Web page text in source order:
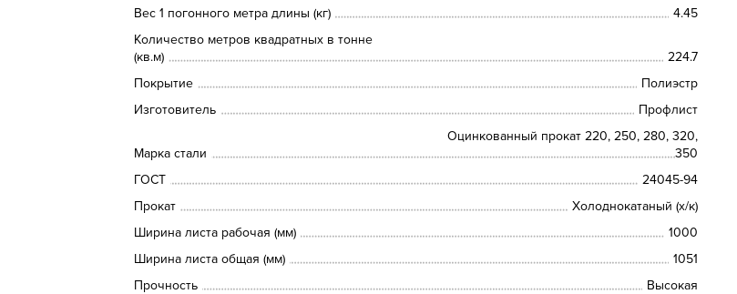
Вес 1 погонного метра длины (кг)
4.45
Количество метров квадратных в тонне
(кв.м)
224.7
Покрытие
Полиэстр
Изготовитель
Профлист
Марка стали
Оцинкованный прокат 220, 250, 280, 320,
350
ГОСТ
24045-94
Прокат
Холоднокатаный (х/к)
Ширина листа рабочая (мм)
1000
Ширина листа общая (мм)
1051
Прочность
Высокая